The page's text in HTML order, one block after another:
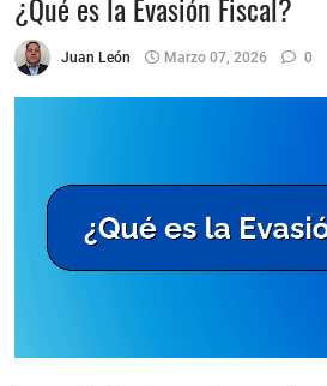
¿Qué es la Evasión Fiscal?
Juan León Marzo 07, 2026 0